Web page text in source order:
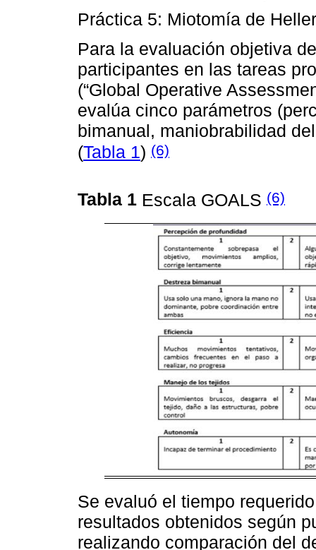
Práctica 5: Miotomía de
Para la evaluación objetiva
participantes en las tareas
(“Global Operative
evalúa cinco parámetros
bimanual, maniobrabilidad
(Tabla 1) (6)
Tabla 1 Escala GOALS (6)
Se evaluó el tiempo
resultados obtenidos según
realizando comparación del